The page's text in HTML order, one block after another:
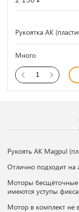
Рукоятка АК
Много
Рукоять АК Magpul
Отлично подходит на
Моторы бесщёточные
имеются уступы
Мотор в комплект не